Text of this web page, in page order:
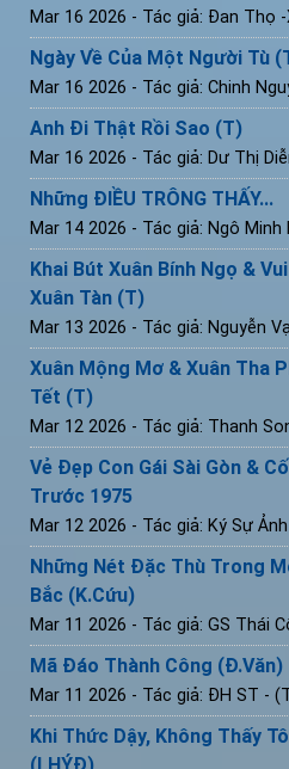
Mar 16 2026 - Tác giả: Đan Thọ
Ngày Về Của Một Người Tù
Mar 16 2026 - Tác giả: Chinh
Anh Đi Thật Rồi Sao (T)
Mar 16 2026 - Tác giả: Dư Thị
Những ĐIỀU TRÔNG THẤY...
Mar 14 2026 - Tác giả: Ngô Minh
Khai Bút Xuân Bính Ngọ &
Xuân Tàn (T)
Mar 13 2026 - Tác giả: Nguyễn
Xuân Mộng Mơ & Xuân Tha
Tết (T)
Mar 12 2026 - Tác giả: Thanh
Vẻ Đẹp Con Gái Sài Gòn &
Trước 1975
Mar 12 2026 - Tác giả: Ký Sự
Những Nét Đặc Thù Trong
Bắc (K.Cứu)
Mar 11 2026 - Tác giả: GS Thái
Mã Đáo Thành Công (Đ.Văn)
Mar 11 2026 - Tác giả: ĐH ST -
Khi Thức Dậy, Không Thấy
(LHÝĐ)